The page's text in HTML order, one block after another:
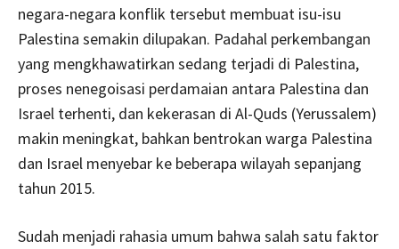
negara-negara konflik tersebut membuat isu-isu
Palestina semakin dilupakan. Padahal perkembangan
yang mengkhawatirkan sedang terjadi di Palestina,
proses nenegoisasi perdamaian antara Palestina dan
Israel terhenti, dan kekerasan di Al-Quds (Yerussalem)
makin meningkat, bahkan bentrokan warga Palestina
dan Israel menyebar ke beberapa wilayah sepanjang
tahun 2015.
Sudah menjadi rahasia umum bahwa salah satu faktor